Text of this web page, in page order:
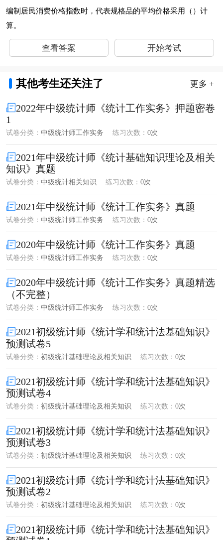
编制居民消费价格指数时，代表规格品的平均价格采用（）计
算。
查看答案 开始考试
其他考生还关注了 更多 +
2022年中级统计师《统计工作实务》押题密卷
1
试卷分类： 中级统计师工作实务 练习次数： 0次
2021年中级统计师《统计基础知识理论及相关
知识》真题
试卷分类： 中级统计相关知识 练习次数： 0次
2021年中级统计师《统计工作实务》真题
试卷分类： 中级统计师工作实务 练习次数： 0次
2020年中级统计师《统计工作实务》真题
试卷分类： 中级统计师工作实务 练习次数： 0次
2020年中级统计师《统计工作实务》真题精选
（不完整）
试卷分类： 中级统计师工作实务 练习次数： 0次
2021初级统计师《统计学和统计法基础知识》
预测试卷5
试卷分类： 初级统计基础理论及相关知识 练习次数： 0次
2021初级统计师《统计学和统计法基础知识》
预测试卷4
试卷分类： 初级统计基础理论及相关知识 练习次数： 0次
2021初级统计师《统计学和统计法基础知识》
预测试卷3
试卷分类： 初级统计基础理论及相关知识 练习次数： 0次
2021初级统计师《统计学和统计法基础知识》
预测试卷2
试卷分类： 初级统计基础理论及相关知识 练习次数： 0次
2021初级统计师《统计学和统计法基础知识》